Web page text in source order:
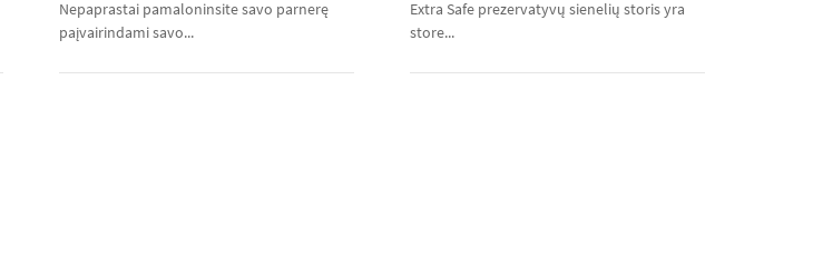
Nepaprastai pamaloninsite savo parnerę
paįvairindami savo...
Extra Safe prezervatyvų sienelių storis yra
store...